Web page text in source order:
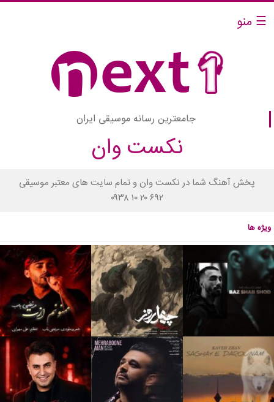
☰ منو
جامعترین رسانه موسیقی ایران
نکست وان
پخش آهنگ شما در نکست وان و تمام سایت های معتبر موسیقی
۰۹۳۸ ۱۰ ۲۰ ۶۹۲
ویژه ها